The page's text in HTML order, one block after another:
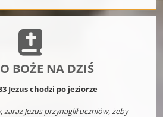
BOŻE NA DZIŚ
Jezus chodzi po jeziorze
zaraz Jezus przynaglił uczniów, żeby